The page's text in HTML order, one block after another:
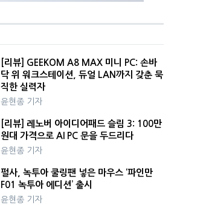
[리뷰] GEEKOM A8 MAX 미니 PC: 손바
닥 위 워크스테이션, 듀얼 LAN까지 갖춘 묵
직한 실력자
윤현종 기자
[리뷰] 레노버 아이디어패드 슬림 3: 100만
원대 가격으로 AI PC 문을 두드리다
윤현종 기자
펄사, 녹투아 쿨링팬 넣은 마우스 ‘파인만
F01 녹투아 에디션’ 출시
윤현종 기자